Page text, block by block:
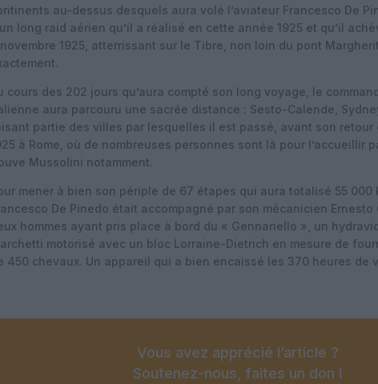
au-dessus desquels aura volé l’aviateur Francesco De
long raid aérien qu’il a réalisé en cette année 1925 et qu’il
1925, atterrissant sur le Tibre, non loin du pont
cours des 202 jours qu’aura compté son long voyage, le
aura parcouru une sacrée distance : Sesto-Calende,
partie des villes par lesquelles il est passé, avant son retour
à Rome, où de nombreuses personnes sont là pour l’accueillir
Mussolini notamment.
mener à bien son périple de 67 étapes qui aura totalisé 55 000
De Pinedo était accompagné par son mécanicien Ernesto
hommes ayant pris place à bord du « Gennariello », un
motorisé avec un bloc Lorraine-Dietrich en mesure de
450 chevaux. Un appareil qui a bien encaissé les 370 heures de
Vous avez apprécié l’article ?
Soutenez-nous, faites un don !